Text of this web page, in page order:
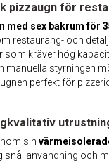
pizzaugn för
med sex bakrum för
restaurang- och
som kräver hög
manuella styrningen
perfekt för
sin
användning och